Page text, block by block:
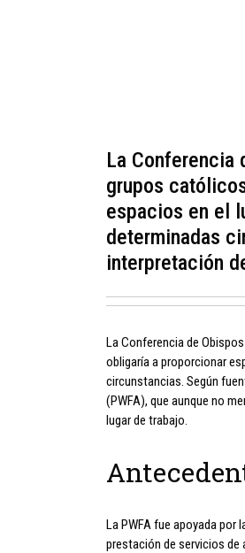
La Conferencia
grupos
espacios en el
determinadas
interpretación
La Conferencia de
obligaría a proporcionar
circunstancias. Según
(PWFA), que aunque no
lugar de trabajo.
La PWFA fue apoyada por
prestación de servicios de